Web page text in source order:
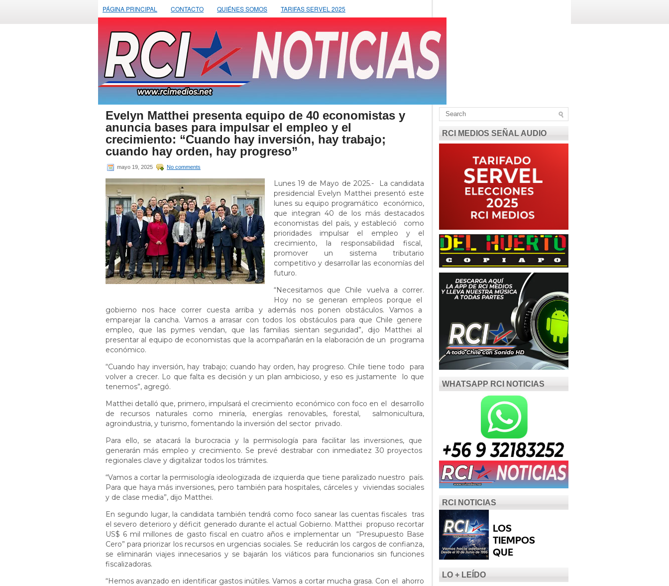
PÁGINA PRINCIPAL CONTACTO QUIÉNES SOMOS TARIFAS SERVEL 2025
Evelyn Matthei presenta equipo de 40 economistas y
anuncia bases para impulsar el empleo y el
crecimiento: “Cuando hay inversión, hay trabajo;
cuando hay orden, hay progreso”
mayo 19, 2025 No comments
Lunes 19 de Mayo de 2025.- La candidata
presidencial Evelyn Matthei presentó este
lunes su equipo programático económico,
que integran 40 de los más destacados
economistas del país, y estableció como
prioridades impulsar el empleo y el
crecimiento, la responsabilidad fiscal,
promover un sistema tributario
competitivo y desarrollar las economías del
futuro.
“Necesitamos que Chile vuelva a correr.
Hoy no se generan empleos porque el
gobierno nos hace correr cuesta arriba y además nos ponen obstáculos. Vamos a
emparejar la cancha. Vamos a arrasar con todos los obstáculos para que Chile genere
empleo, que las pymes vendan, que las familias sientan seguridad”, dijo Matthei al
presentar al equipo de economistas que la acompañarán en la elaboración de un programa
económico.
“Cuando hay inversión, hay trabajo; cuando hay orden, hay progreso. Chile tiene todo para
volver a crecer. Lo que falta es decisión y un plan ambicioso, y eso es justamente lo que
tenemos”, agregó.
Matthei detalló que, primero, impulsará el crecimiento económico con foco en el desarrollo
de recursos naturales como minería, energías renovables, forestal, salmonicultura,
agroindustria, y turismo, fomentando la inversión del sector privado.
Para ello, se atacará la burocracia y la permisología para facilitar las inversiones, que
generarán más empleo y crecimiento. Se prevé destrabar con inmediatez 30 proyectos
regionales clave y digitalizar todos los trámites.
“Vamos a cortar la permisología ideologizada de izquierda que tiene paralizado nuestro país.
Para que haya más inversiones, pero también para hospitales, cárceles y viviendas sociales
y de clase media”, dijo Matthei.
En segundo lugar, la candidata también tendrá como foco sanear las cuentas fiscales tras
el severo deterioro y déficit generado durante el actual Gobierno. Matthei propuso recortar
US$ 6 mil millones de gasto fiscal en cuatro años e implementar un “Presupuesto Base
Cero” para priorizar los recursos en urgencias sociales. Se reducirán los cargos de confianza,
se eliminarán viajes innecesarios y se bajarán los viáticos para funcionarios sin funciones
fiscalizadoras.
“Hemos avanzado en identificar gastos inútiles. Vamos a cortar mucha grasa. Con el ahorro
RCI MEDIOS SEÑAL AUDIO
WHATSAPP RCI NOTICIAS
RCI NOTICIAS
LO + LEÍDO